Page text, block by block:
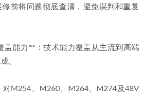
前将问题彻底查清，避免误判和重复
盖能力**：技术能力覆盖从主流到高端
。